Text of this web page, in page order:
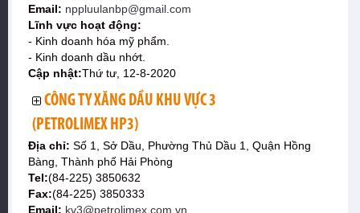
Email: nppluulanbp@gmail.com
Lĩnh vực hoạt động:
- Kinh doanh hóa mỹ phẩm.
- Kinh doanh dầu nhớt.
Cập nhật:Thứ tư, 12-8-2020
CÔNG TY XĂNG DẦU KHU VỰC 3
(PETROLIMEX HP3)
Địa chỉ: Số 1, Sở Dầu, Phường Thủ Dầu 1, Quận Hồng
Bàng, Thành phố Hải Phòng
Tel:(84-225) 3850632
Fax:(84-225) 3850333
Email: kv3@petrolimex.com.vn